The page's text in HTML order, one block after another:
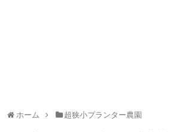
ホーム 超狭小プランター農園